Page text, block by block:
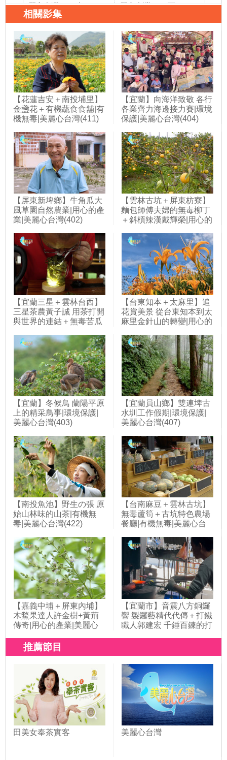
麗心台灣(180)中
麗心台灣(180)下
麗
相關影集
【花蓮吉安＋南投埔里】
金盞花＋有機蔬食食舖|有
機無毒|美麗心台灣(411)
【宜蘭】向海洋致敬 各行
各業齊力海邊接力賽|環境
保護|美麗心台灣(404)
【屏東新埤鄉】牛角瓜大
風草園自然農業|用心的產
業|美麗心台灣(402)
【雲林古坑＋屏東枋寮】
麵包師傅夫婦的無毒柳丁
＋斜槓辣漢戴輝榮|用心的
【宜蘭三星＋雲林台西】
三星茶農黃子誠 用茶打開
與世界的連結＋無毒苦瓜
量增三倍|用心的產業|美
麗心台灣(427)
【台東知本＋太麻里】追
花賞美景 從台東知本到太
麻里金針山的轉變|用心的
【宜蘭】冬候鳥 蘭陽平原
上的精采鳥事|環境保護|
美麗心台灣(403)
【宜蘭員山鄉】雙連埤古
水圳工作假期|環境保護|
美麗心台灣(407)
【南投魚池】野生の張 原
始山林味的山茶|有機無
毒|美麗心台灣(422)
【台南麻豆＋雲林古坑】
無毒蘆筍＋古坑特色農場
餐廳|有機無毒|美麗心台
【嘉義中埔＋屏東內埔】
木鱉果達人許金樹+黃荊
傳奇|用心的產業|美麗心
【宜蘭市】音震八方銅鑼
響 製鑼藝精代代傳＋打鐵
職人郭建宏 千錘百鍊的打
推薦節目
田美女奉茶實客 美麗心台灣